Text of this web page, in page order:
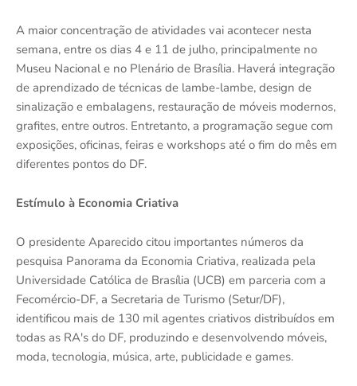
A maior concentração de atividades vai acontecer nesta
semana, entre os dias 4 e 11 de julho, principalmente no
Museu Nacional e no Plenário de Brasília. Haverá integração
de aprendizado de técnicas de lambe-lambe, design de
sinalização e embalagens, restauração de móveis modernos,
grafites, entre outros. Entretanto, a programação segue com
exposições, oficinas, feiras e workshops até o fim do mês em
diferentes pontos do DF.
Estímulo à Economia Criativa
O presidente Aparecido citou importantes números da
pesquisa Panorama da Economia Criativa, realizada pela
Universidade Católica de Brasília (UCB) em parceria com a
Fecomércio-DF, a Secretaria de Turismo (Setur/DF),
identificou mais de 130 mil agentes criativos distribuídos em
todas as RA's do DF, produzindo e desenvolvendo móveis,
moda, tecnologia, música, arte, publicidade e games.